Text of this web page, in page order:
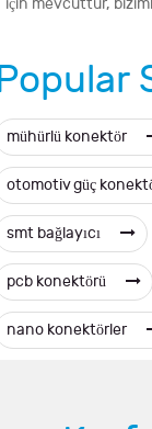
mühürlü konektör
otomotiv güç
smt bağlayıcı
pcb konektörü
nano konektörler